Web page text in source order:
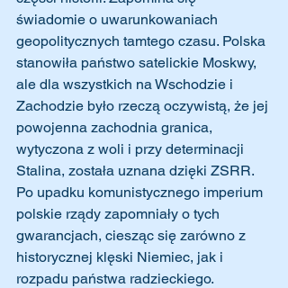
świadomie o uwarunkowaniach
geopolitycznych tamtego czasu. Polska
stanowiła państwo satelickie Moskwy,
ale dla wszystkich na Wschodzie i
Zachodzie było rzeczą oczywistą, że jej
powojenna zachodnia granica,
wytyczona z woli i przy determinacji
Stalina, została uznana dzięki ZSRR.
Po upadku komunistycznego imperium
polskie rządy zapomniały o tych
gwarancjach, ciesząc się zarówno z
historycznej klęski Niemiec, jak i
rozpadu państwa radzieckiego.